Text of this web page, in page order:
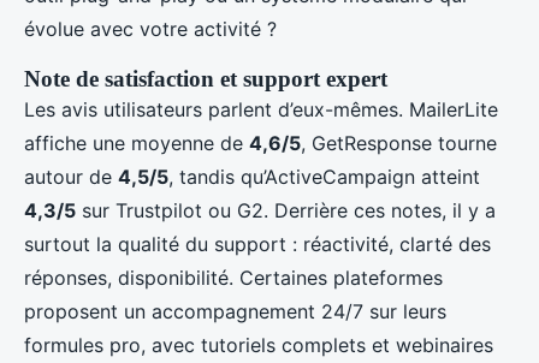
évolue avec votre activité ?
Note de satisfaction et support expert
Les avis utilisateurs parlent d’eux-mêmes. MailerLite
affiche une moyenne de 4,6/5, GetResponse tourne
autour de 4,5/5, tandis qu’ActiveCampaign atteint
4,3/5 sur Trustpilot ou G2. Derrière ces notes, il y a
surtout la qualité du support : réactivité, clarté des
réponses, disponibilité. Certaines plateformes
proposent un accompagnement 24/7 sur leurs
formules pro, avec tutoriels complets et webinaires